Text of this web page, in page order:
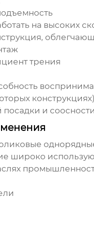
на высоких
трения
конструкциях)
посадки и соосности
широко